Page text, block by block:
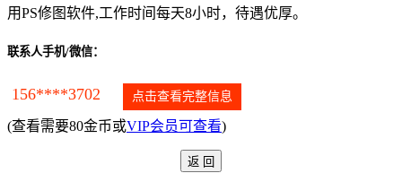
用PS修图软件,工作时间每天8小时，待遇优厚。
联系人手机/微信：
156****3702 点击查看完整信息
(查看需要80金币或VIP会员可查看)